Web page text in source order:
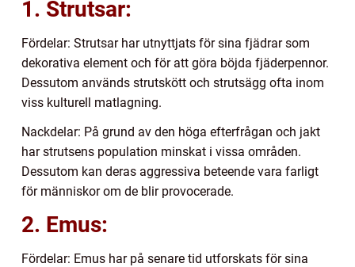
1. Strutsar:
Fördelar: Strutsar har utnyttjats för sina fjädrar som
dekorativa element och för att göra böjda fjäderpennor.
Dessutom används strutskött och strutsägg ofta inom
viss kulturell matlagning.
Nackdelar: På grund av den höga efterfrågan och jakt
har strutsens population minskat i vissa områden.
Dessutom kan deras aggressiva beteende vara farligt
för människor om de blir provocerade.
2. Emus:
Fördelar: Emus har på senare tid utforskats för sina